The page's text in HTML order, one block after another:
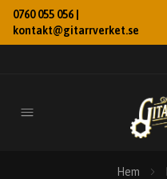
0760 055 056 |
kontakt@gitarrverket.se
Hem